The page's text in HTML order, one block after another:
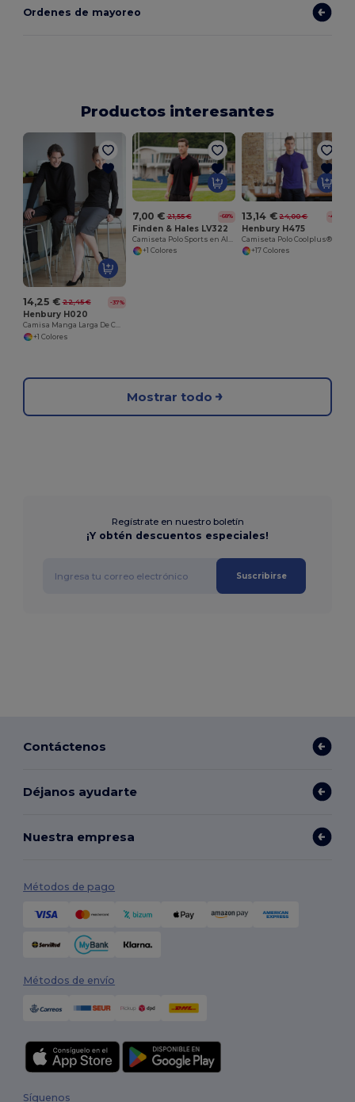
Ordenes de mayoreo
Productos interesantes
14,25 € 22,45 € -37%
Henbury H020
Camisa Manga Larga De Cuello Redondo
+1 Colores
7,00 € 21,55 € -68%
Finden & Hales LV322
+1 Colores
13,14 € 24,00 € -45%
Henbury H475
+17 Colores
Mostrar todo
Regístrate en nuestro boletín
¡Y obtén descuentos especiales!
Suscribirse
Contáctenos
Déjanos ayudarte
Nuestra empresa
Métodos de pago
Métodos de envío
Síguenos